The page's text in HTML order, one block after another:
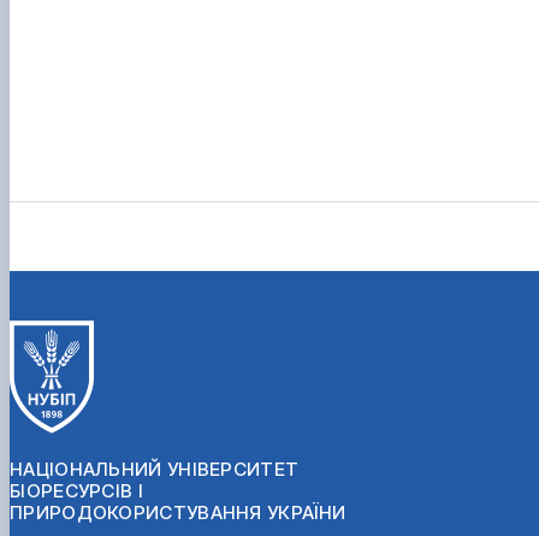
НАЦІОНАЛЬНИЙ УНІВЕРСИТЕТ
БІОРЕСУРСІВ І
ПРИРОДОКОРИСТУВАННЯ УКРАЇНИ